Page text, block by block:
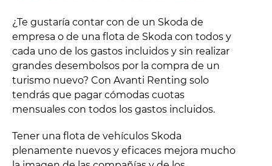
¿Te gustaría contar con de un Skoda de
empresa o de una flota de Skoda con todos y
cada uno de los gastos incluidos y sin realizar
grandes desembolsos por la compra de un
turismo nuevo? Con Avanti Renting solo
tendrás que pagar cómodas cuotas
mensuales con todos los gastos incluidos.
Tener una flota de vehículos Skoda
plenamente nuevos y eficaces mejora mucho